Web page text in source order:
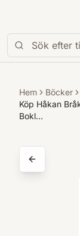
Hem
Böcker
Köp Håkan
Bokl…